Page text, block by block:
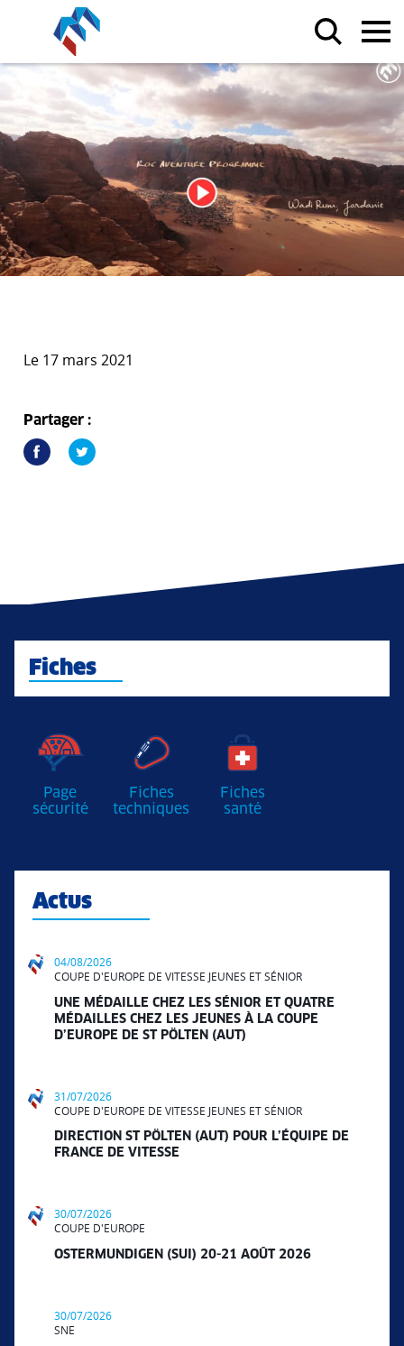
Le 17 mars 2021
Partager :
Fiches
Page
sécurité
Fiches
techniques
Fiches
santé
Actus
04/08/2026
COUPE D'EUROPE DE VITESSE JEUNES ET SÉNIOR
UNE MÉDAILLE CHEZ LES SÉNIOR ET QUATRE
MÉDAILLES CHEZ LES JEUNES À LA COUPE
D’EUROPE DE ST PÖLTEN (AUT)
31/07/2026
COUPE D'EUROPE DE VITESSE JEUNES ET SÉNIOR
DIRECTION ST PÖLTEN (AUT) POUR L’ÉQUIPE DE
FRANCE DE VITESSE
30/07/2026
COUPE D'EUROPE
OSTERMUNDIGEN (SUI) 20-21 AOÛT 2026
30/07/2026
SNE